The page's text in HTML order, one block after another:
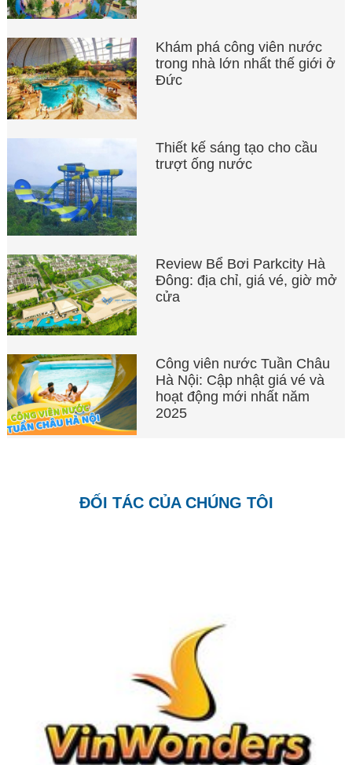
Khám phá công viên nước
trong nhà lớn nhất thế giới ở
Đức
Thiết kế sáng tạo cho cầu
trượt ống nước
Review Bể Bơi Parkcity Hà
Đông: địa chỉ, giá vé, giờ mở
cửa
Công viên nước Tuần Châu
Hà Nội: Cập nhật giá vé và
hoạt động mới nhất năm
2025
ĐỐI TÁC CỦA CHÚNG TÔI